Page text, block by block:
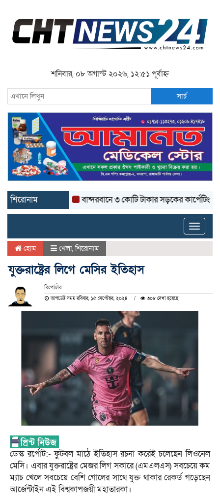
শনিবার, ০৮ অগাস্ট ২০২৬, ১২:৫১ পূর্বাহ্ন
সার্চ
শিরোনাম বান্দরবানে ৩ কোটি টাকার সড়কের কার্পেটিং উঠে
Toggle
হোম খেলা,শিরোনাম
যুক্তরাষ্ট্রের লিগে মেসির ইতিহাস
রিপোর্টার
আপডেট সময় রবিবার, ১৫ সেপ্টেম্বর, ২০২৪ ৩০৮ দেখা হয়েছে
ডেস্ক রর্পোট:- ফুটবল মাঠে ইতিহাস রচনা করেই চলেছেন লিওনেল
মেসি। এবার যুক্তরাষ্ট্রের মেজর লিগ সকারে (এমএলএস) সবচেয়ে কম
ম্যাচ খেলে সবচেয়ে বেশি গোলের সাথে যুক্ত থাকার রেকর্ড গড়েছেন
আর্জেন্টাইন এই বিশ্বকাপজয়ী মহাতারকা।